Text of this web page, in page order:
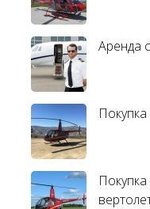
Аренда